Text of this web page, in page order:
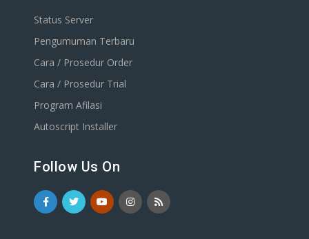
Status Server
Pengumuman Terbaru
Cara / Prosedur Order
Cara / Prosedur Trial
Program Afilasi
Autoscript Installer
Follow Us On